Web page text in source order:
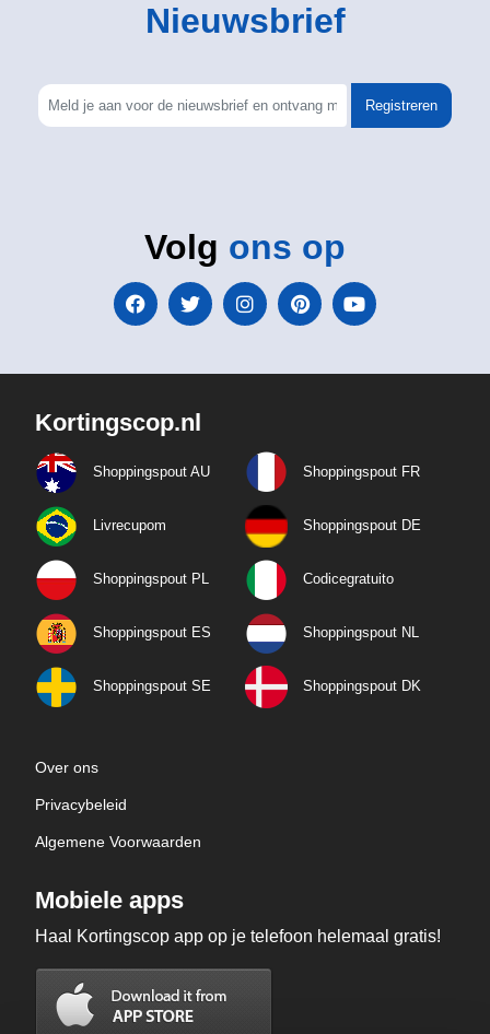
Nieuwsbrief
Registreren
Volg ons op
Kortingscop.nl
Shoppingspout AU Shoppingspout FR
Livrecupom Shoppingspout DE
Shoppingspout PL Codicegratuito
Shoppingspout ES Shoppingspout NL
Shoppingspout SE Shoppingspout DK
Over ons
Privacybeleid
Algemene Voorwaarden
Mobiele apps
Haal Kortingscop app op je telefoon helemaal gratis!